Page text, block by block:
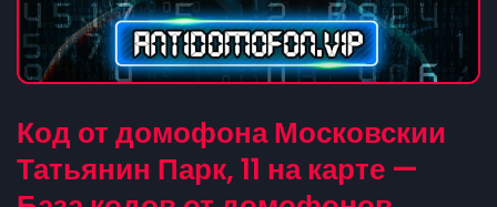
Код от домофона Московскии
Татьянин Парк, 11 на карте —